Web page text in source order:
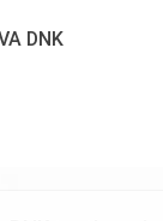
DNK